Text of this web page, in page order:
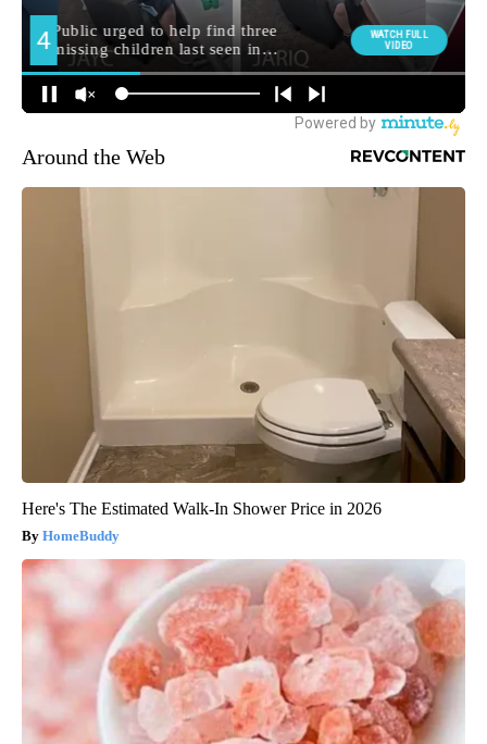
Around the Web
Here's The Estimated Walk-In Shower Price in 2026
HomeBuddy